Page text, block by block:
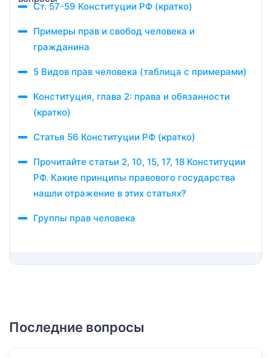
Ст. 57-59 Конституции РФ (кратко)
Примеры прав и свобод человека и
гражданина
5 Видов прав человека (таблица с примерами)
Конституция, глава 2: права и обязанности
(кратко)
Статья 56 Конституции РФ (кратко)
Прочитайте статьи 2, 10, 15, 17, 18 Конституции
РФ. Какие принципы правового государства
нашли отражение в этих статьях?
Группы прав человека
Последние вопросы